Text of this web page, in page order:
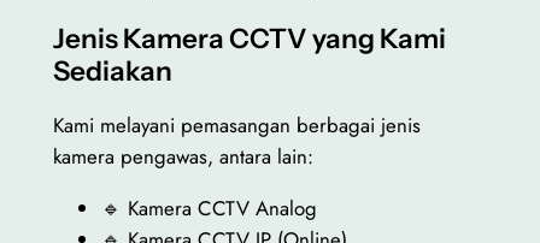
Jenis Kamera CCTV yang Kami
Sediakan
Kami melayani pemasangan berbagai jenis
kamera pengawas, antara lain:
🔹 Kamera CCTV Analog